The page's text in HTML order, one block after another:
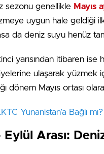
sezonu genellikle Mayıs
uygun hale
da deniz suyu henüz
yarısından itibaren
ulaşarak yüzmek
dönem Mayıs ortası
Yunanistan’a Bağlı mı?
Eylül Arası: